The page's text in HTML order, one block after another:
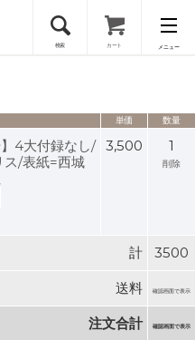
検索 カート メニュー
単価 数量
4大付録なし/
ス/表紙=西城
3,500 1
削除
計 3500
送料 確認画面で表示
注文合計 確認画面で表示